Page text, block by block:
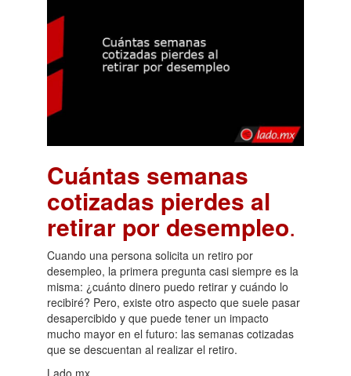
Cuántas semanas
cotizadas pierdes al
retirar por desempleo.
Cuando una persona solicita un retiro por
desempleo, la primera pregunta casi siempre es la
misma: ¿cuánto dinero puedo retirar y cuándo lo
recibiré? Pero, existe otro aspecto que suele pasar
desapercibido y que puede tener un impacto
mucho mayor en el futuro: las semanas cotizadas
que se descuentan al realizar el retiro.
Lado.mx